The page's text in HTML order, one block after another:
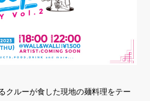
クルーが食した現地の麺料理をテー